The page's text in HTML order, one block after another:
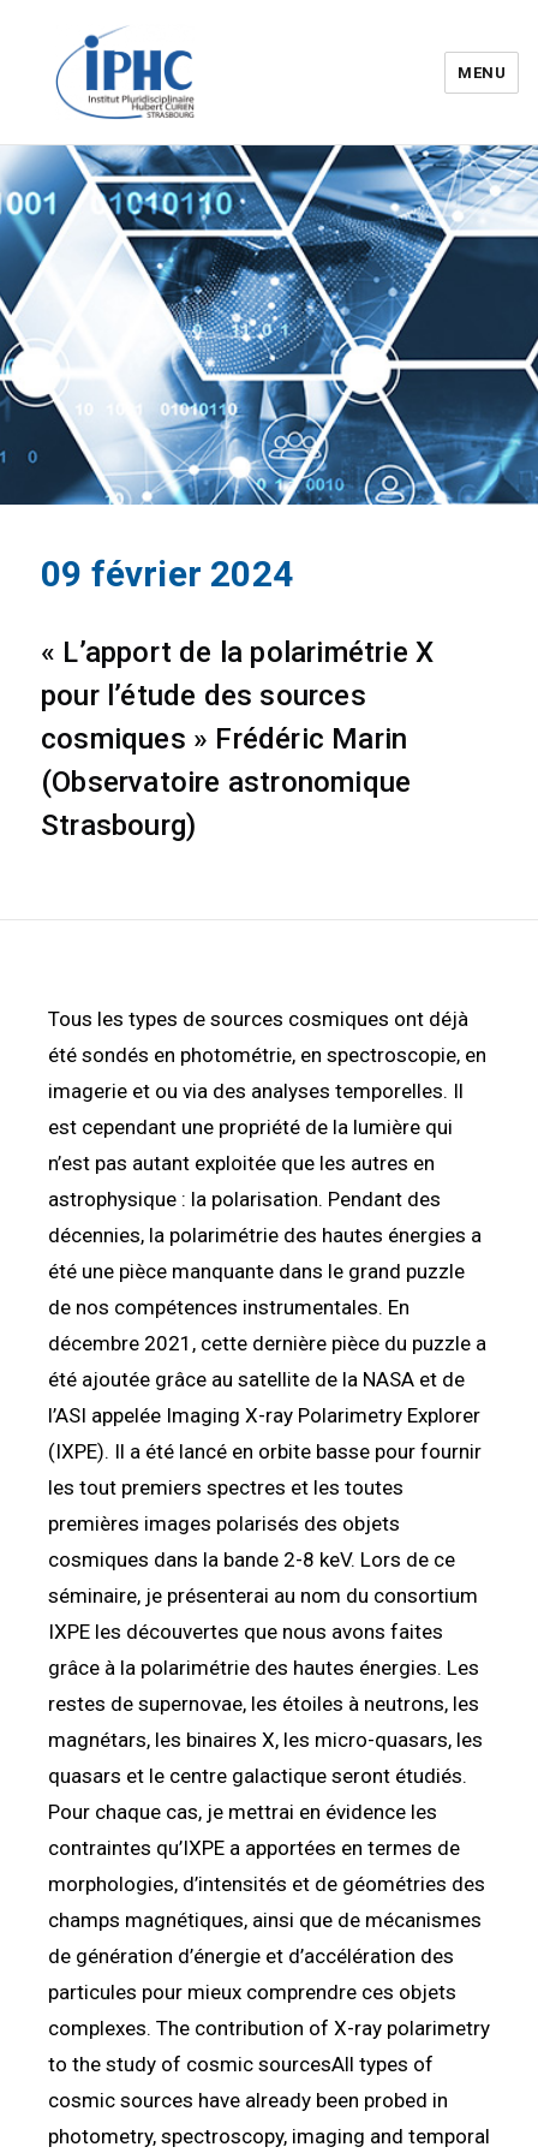
Institut pluridisciplinaire Hubert
Curien – IPHC
MENU
09 février 2024
« L’apport de la polarimétrie X
pour l’étude des sources
cosmiques » Frédéric Marin
(Observatoire astronomique
Strasbourg)
Tous les types de sources cosmiques ont déjà
été sondés en photométrie, en spectroscopie, en
imagerie et ou via des analyses temporelles. Il
est cependant une propriété de la lumière qui
n’est pas autant exploitée que les autres en
astrophysique : la polarisation. Pendant des
décennies, la polarimétrie des hautes énergies a
été une pièce manquante dans le grand puzzle
de nos compétences instrumentales. En
décembre 2021, cette dernière pièce du puzzle a
été ajoutée grâce au satellite de la NASA et de
l’ASI appelée Imaging X-ray Polarimetry Explorer
(IXPE). Il a été lancé en orbite basse pour fournir
les tout premiers spectres et les toutes
premières images polarisés des objets
cosmiques dans la bande 2-8 keV. Lors de ce
séminaire, je présenterai au nom du consortium
IXPE les découvertes que nous avons faites
grâce à la polarimétrie des hautes énergies. Les
restes de supernovae, les étoiles à neutrons, les
magnétars, les binaires X, les micro-quasars, les
quasars et le centre galactique seront étudiés.
Pour chaque cas, je mettrai en évidence les
contraintes qu’IXPE a apportées en termes de
morphologies, d’intensités et de géométries des
champs magnétiques, ainsi que de mécanismes
de génération d’énergie et d’accélération des
particules pour mieux comprendre ces objets
complexes. The contribution of X-ray polarimetry
to the study of cosmic sourcesAll types of
cosmic sources have already been probed in
photometry, spectroscopy, imaging and temporal